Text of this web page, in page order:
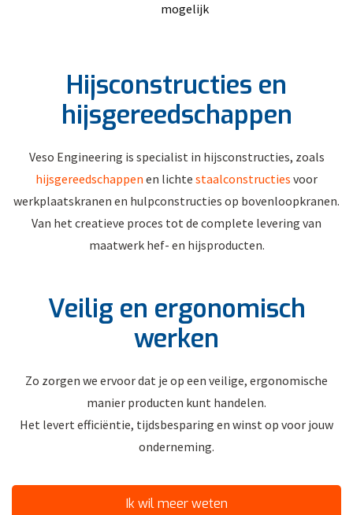
mogelijk
Hijsconstructies en
hijsgereedschappen
Veso Engineering is specialist in hijsconstructies, zoals
hijsgereedschappen en lichte staalconstructies voor
werkplaatskranen en hulpconstructies op bovenloopkranen.
Van het creatieve proces tot de complete levering van
maatwerk hef- en hijsproducten.
Veilig en ergonomisch
werken
Zo zorgen we ervoor dat je op een veilige, ergonomische
manier producten kunt handelen.
Het levert efficiëntie, tijdsbesparing en winst op voor jouw
onderneming.
Ik wil meer weten